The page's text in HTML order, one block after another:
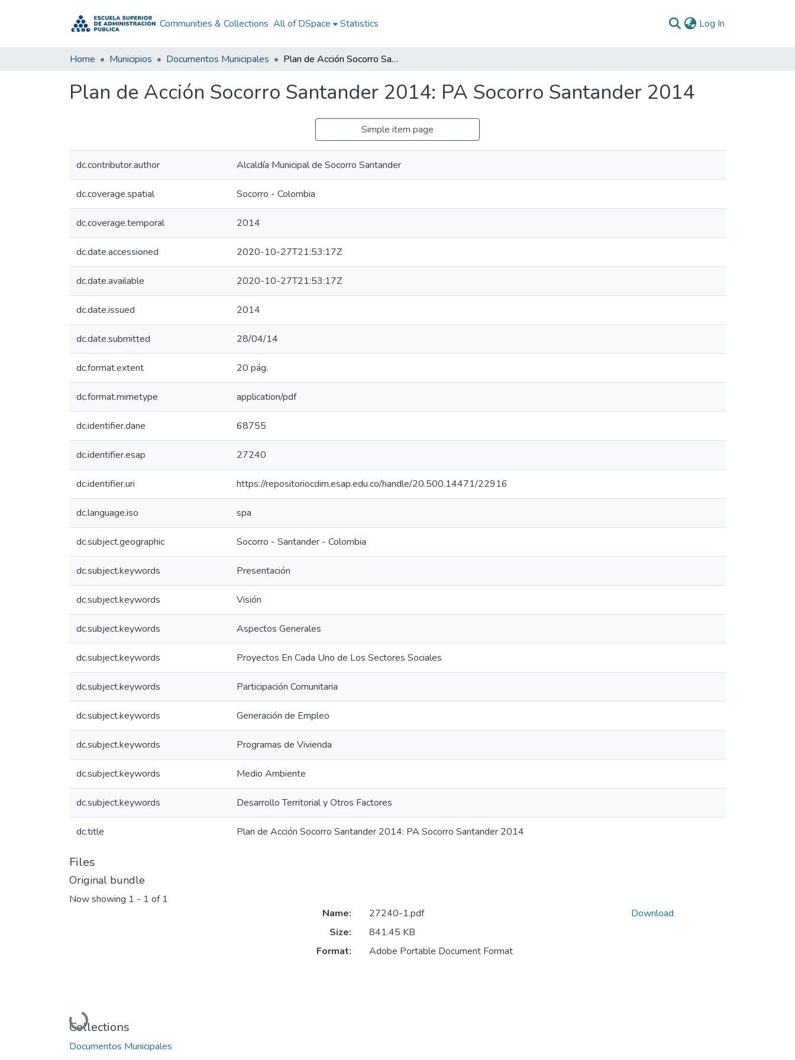
Communities & Collections All of DSpace Statistics Log In
Home Municipios Documentos Municipales Plan de Acción Socorro Santander 2014: PA Socorro Santander 2014
Plan de Acción Socorro Santander 2014: PA Socorro Santander 2014
Simple item page
dc.contributor.author Alcaldía Municipal de Socorro Santander
dc.coverage.spatial Socorro - Colombia
dc.coverage.temporal 2014
dc.date.accessioned 2020-10-27T21:53:17Z
dc.date.available 2020-10-27T21:53:17Z
dc.date.issued 2014
dc.date.submitted 28/04/14
dc.format.extent 20 pág.
dc.format.mimetype application/pdf
dc.identifier.dane 68755
dc.identifier.esap 27240
dc.identifier.uri https://repositoriocdim.esap.edu.co/handle/20.500.14471/22916
dc.language.iso spa
dc.subject.geographic Socorro - Santander - Colombia
dc.subject.keywords Presentación
dc.subject.keywords Visión
dc.subject.keywords Aspectos Generales
dc.subject.keywords Proyectos En Cada Uno de Los Sectores Sociales
dc.subject.keywords Participación Comunitaria
dc.subject.keywords Generación de Empleo
dc.subject.keywords Programas de Vivienda
dc.subject.keywords Medio Ambiente
dc.subject.keywords Desarrollo Territorial y Otros Factores
dc.title Plan de Acción Socorro Santander 2014: PA Socorro Santander 2014
Files
Original bundle
Now showing 1 - 1 of 1
Loading...
Name:
27240-1.pdf
Size:
841.45 KB
Format:
Adobe Portable Document Format
Download
Collections
Documentos Municipales